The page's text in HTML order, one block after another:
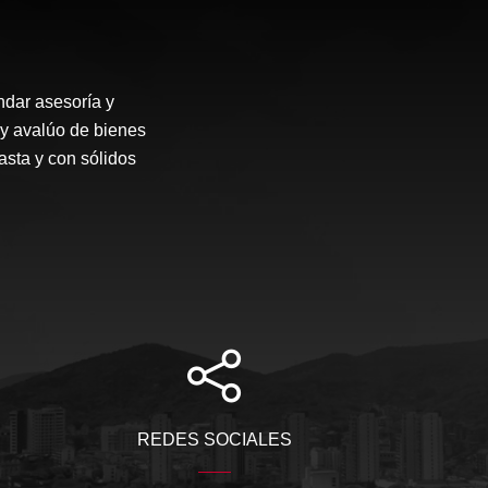
asesoría y
avalúo de bienes
y con sólidos
REDES SOCIALES